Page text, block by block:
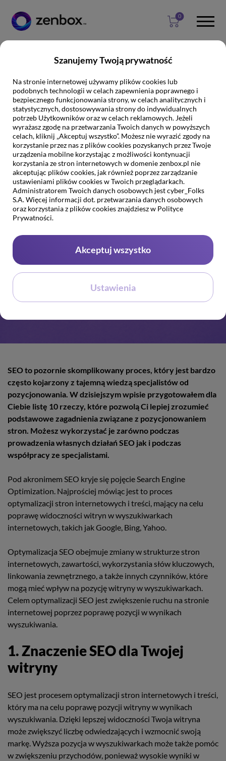
Szanujemy Twoją prywatność
Na stronie internetowej używamy plików cookies lub
podobnych technologii w celach zapewnienia poprawnego i
bezpiecznego funkcjonowania strony, w celach analitycznych i
statystycznych, dostosowywania strony do indywidualnych
potrzeb Użytkowników oraz w celach reklamowych. Jeżeli
wyrażasz zgodę na przetwarzania Twoich danych w powyższych
celach, kliknij „Akceptuj wszystko”. Możesz nie wyrazić zgody na
korzystanie przez nas z plików cookies pozyskanych przez Twoje
urządzenia mobilne korzystając z możliwości kontynuacji
korzystania ze stron internetowych w domenie zenbox.pl nie
akceptując plików cookies, jak również poprzez zarządzanie
ustawieniami plików cookies w Twoich przeglądarkach.
Administratorem Twoich danych osobowych jest cyber_Folks
S.A. Więcej informacji dot. przetwarzania danych osobowych
oraz korzystania z plików cookies znajdziesz w Polityce
Prywatności.
Akceptuj wszystko
Ustawienia
Przejdź
treści
Przejdź
0
PORADY - 3 lutego 2023 16:42 Autor: root
10 zagadnień, które musisz poznać, zanim
rozpoczniesz działania SEO
zenbox.pl blogporady
SEO to pozornie skomplikowany proces, który jest bardzo
często kojarzony z tajemną wiedzą specjalistów od
pozycjonowania. W dzisiejszym wpisie przygotowałem dla
Ciebie listę 10 rzeczy, które pozwolą Ci lepiej zrozumieć
podstawowe zagadnienia związane z pozycjonowaniem
stron. Możesz wykorzystać je zarówno podczas
prowadzenia własnych działań SEO jak i podczas
współpracy ze specjalistami.
Pod akronimem SEO kryje się pojęcie Search Engine
Optimization. Najprościej mówiąc jest to proces
optymalizacji stron internetowych i treści, mający na celu
poprawę widoczności witryn w wyszukiwarkach
internetowych, takich jak Google, Bing, Yahoo.
Optymalizacja SEO obejmuje zmiany w strukturze stron
internetowych, zawartości, wykorzystania słów kluczowych,
linkowania zewnętrznego, a także innych czynników, które
mogą mieć wpływ na pozycję witryny w wyszukiwarkach.
Celem optymalizacji SEO jest zwiększenie ruchu na stronie
internetowej poprzez poprawę pozycji w wynikach
wyszukiwania.
1. Znaczenie SEO dla Twojej
witryny
SEO jest procesem optymalizacji stron internetowych i treści,
który ma na celu poprawę pozycji witryny w wynikach
wyszukiwania. Dzięki lepszej widoczności Twoja witryna
może zwiększyć liczbę odwiedzających i wzmocnić swoją
markę. Wyższa pozycja w wyszukiwarkach może także pomóc
w zwiększeniu przychodów, ponieważ wysokie wyniki w